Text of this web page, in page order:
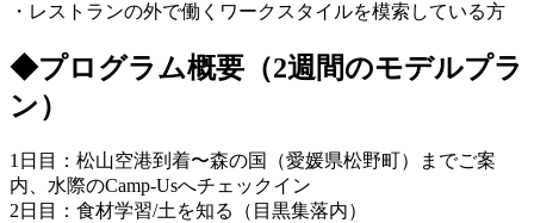
・レストランの外で働くワークスタイルを模索している方
◆プログラム概要（2週間のモデルプラ
ン）
1日目：松山空港到着〜森の国（愛媛県松野町）までご案
内、水際のCamp-Usへチェックイン
2日目：食材学習/土を知る（目黒集落内）